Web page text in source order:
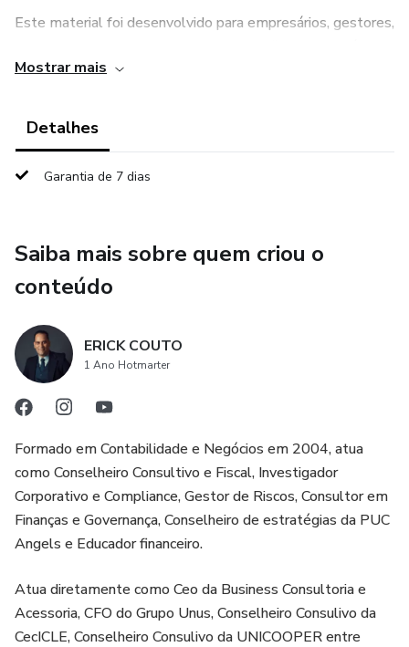
Este material foi desenvolvido para empresários, gestores,
financeira que desejam transformar a DRE em um
Você aprenderá a analisar:
• a formação das receitas e do resultado;
• o peso dos custos e das despesas;
• os sinais de perda de eficiência;
• a qualidade e a sustentabilidade do lucro;
• os pontos que exigem correção, redução ou investimento;
• as informações que devem orientar as próximas decisões
da empresa.
Ao compreender esses elementos, a DRE deixa de ser
apenas um relatório contábil sobre o passado. Ela passa a
custos, despesas, estrutura, rentabilidade e crescimento.
Mostrar mais
Detalhes
Garantia de 7 dias
Saiba mais sobre quem criou o
conteúdo
ERICK COUTO
1 Ano Hotmarter
Formado em Contabilidade e Negócios em 2004, atua
como Conselheiro Consultivo e Fiscal, Investigador
Corporativo e Compliance, Gestor de Riscos, Consultor em
Finanças e Governança, Conselheiro de estratégias da PUC
Angels e Educador financeiro.
Atua diretamente como Ceo da Business Consultoria e
Acessoria, CFO do Grupo Unus, Conselheiro Consulivo da
CecICLE, Conselheiro Consulivo da UNICOOPER entre